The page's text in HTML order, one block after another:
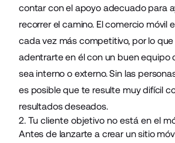
contar con el apoyo adecuado para
recorrer el camino. El comercio móvil
cada vez más competitivo, por lo
adentrarte en él con un buen equipo
sea interno o externo. Sin las
es posible que te resulte muy difícil
resultados deseados.
2. Tu cliente objetivo no está en el
Antes de lanzarte a crear un sitio